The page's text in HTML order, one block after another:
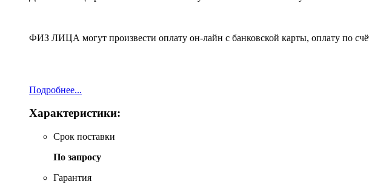
ФИЗ ЛИЦА могут произвести оплату он-лайн с банковской карты, оплату по
Подробнее...
Характеристики:
Срок поставки
По запросу
Гарантия